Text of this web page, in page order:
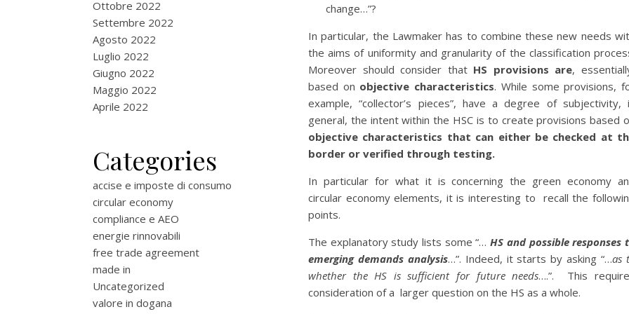
Ottobre 2022
Settembre 2022
Agosto 2022
Luglio 2022
Giugno 2022
Maggio 2022
Aprile 2022
Categories
accise e imposte di consumo
circular economy
compliance e AEO
energie rinnovabili
free trade agreement
made in
Uncategorized
valore in dogana
change…”?
In particular, the Lawmaker has to combine these new needs
the aims of uniformity and granularity of the classification
Moreover should consider that HS provisions are,
based on objective characteristics. While some provisions,
example, “collector’s pieces”, have a degree of subjectivity,
general, the intent within the HSC is to create provisions based
objective characteristics that can either be checked at
border or verified through testing.
In particular for what it is concerning the green economy
circular economy elements, it is interesting to recall the
points.
The explanatory study lists some “…HS and possible responses
emerging demands analysis…”. Indeed, it starts by asking “…as
whether the HS is sufficient for future needs….”. This
consideration of a larger question on the HS as a whole.